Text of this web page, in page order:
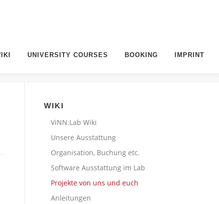
UNIVERSITY COURSES BOOKING IMPRINT
WIKI
ViNN:Lab Wiki
Unsere Ausstattung
Organisation, Buchung etc.
Software Ausstattung im Lab
Projekte von uns und euch
Anleitungen